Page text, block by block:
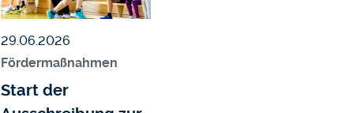
Veröffentlicht am
29.06.2026
Fördermaßnahmen
Start der